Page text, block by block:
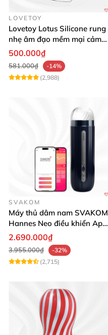
LOVETOY
Lovetoy Lotus Silicone rung
nhẹ âm đạo mềm mại cảm
giác thật
500.000₫
581.000₫
-14%
(2,988)
SVAKOM
Máy thủ dâm nam SVAKOM
Hannes Neo điều khiển App
tương tác
2.690.000₫
3.955.000₫
-32%
(2,715)